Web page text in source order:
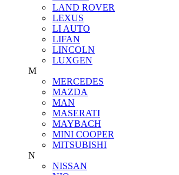
LAND ROVER
LEXUS
LI AUTO
LIFAN
LINCOLN
LUXGEN
M
MERCEDES
MAZDA
MAN
MASERATI
MAYBACH
MINI COOPER
MITSUBISHI
N
NISSAN